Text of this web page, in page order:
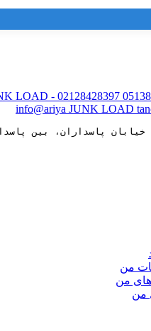
LOAD - 02128428397
info@ariya JUNK LOAD
پاسداران، بین پاسداران ۴ و ۶،
من
من
من